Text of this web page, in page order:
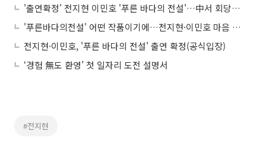
'출연확정' 전지현 이민호 '푸른 바다의 전설'…中서 회당 5억에 러브콜
'푸른바다의전설' 어떤 작품이기에…전지현·이민호 마음 잡았나
전지현·이민호, '푸른 바다의 전설' 출연 확정(공식입장)
‘경험 無도 환영’ 첫 일자리 도전 설명서
#전지현